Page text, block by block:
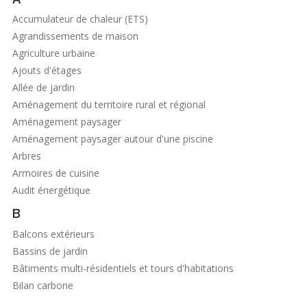
Accumulateur de chaleur (ETS)
Agrandissements de maison
Agriculture urbaine
Ajouts d'étages
Allée de jardin
Aménagement du territoire rural et régional
Aménagement paysager
Aménagement paysager autour d'une piscine
Arbres
Armoires de cuisine
Audit énergétique
B
Balcons extérieurs
Bassins de jardin
Bâtiments multi-résidentiels et tours d'habitations
Bilan carbone